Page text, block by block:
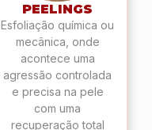
PEELINGS
Esfoliação química ou
mecânica, onde
acontece uma
agressão controlada
e precisa na pele
com uma
recuperação total